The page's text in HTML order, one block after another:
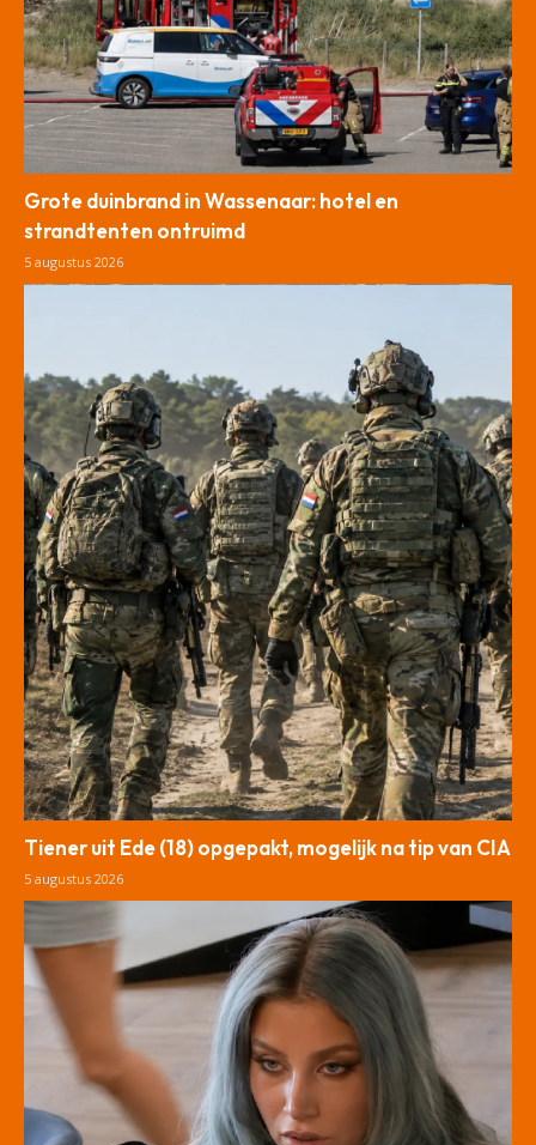
Grote duinbrand in Wassenaar: hotel en
strandtenten ontruimd
5 augustus 2026
Tiener uit Ede (18) opgepakt, mogelijk na tip van CIA
5 augustus 2026